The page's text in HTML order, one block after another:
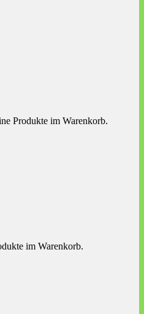
Produkte im Warenkorb.
im Warenkorb.